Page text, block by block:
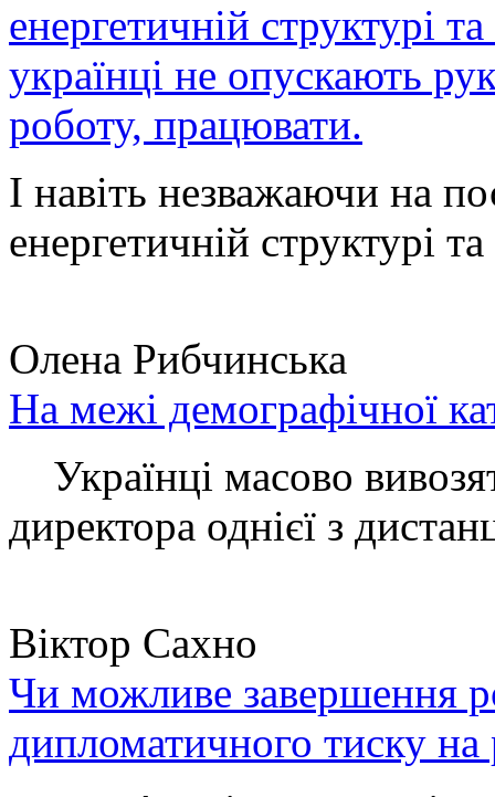
енергетичній структурі
українці не опускають
роботу, працювати.
І навіть незважаючи на
енергетичній структурі
Олена Рибчинська
На межі демографічної
Українці масово
директора однієї з
Віктор Сахно
Чи можливе завершення
дипломатичного тиску